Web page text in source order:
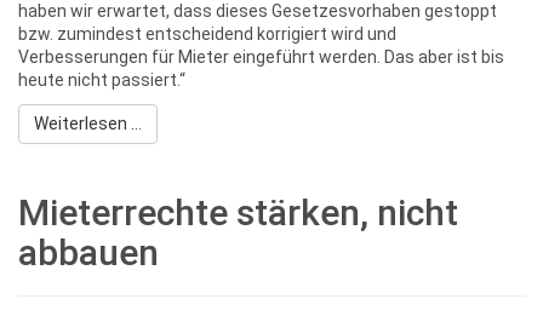
haben wir erwartet, dass dieses Gesetzesvorhaben gestoppt
bzw. zumindest entscheidend korrigiert wird und
Verbesserungen für Mieter eingeführt werden. Das aber ist bis
heute nicht passiert.“
Weiterlesen ...
Mieterrechte stärken, nicht
abbauen